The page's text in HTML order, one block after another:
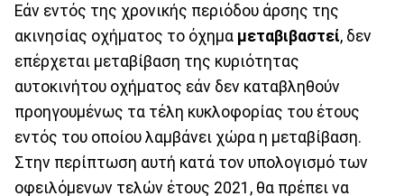
Εάν εντός της χρονικής περιόδου άρσης της
ακινησίας οχήματος το όχημα μεταβιβαστεί, δεν
επέρχεται μεταβίβαση της κυριότητας
αυτοκινήτου οχήματος εάν δεν καταβληθούν
προηγουμένως τα τέλη κυκλοφορίας του έτους
εντός του οποίου λαμβάνει χώρα η μεταβίβαση.
Στην περίπτωση αυτή κατά τον υπολογισμό των
οφειλόμενων τελών έτους 2021, θα πρέπει να